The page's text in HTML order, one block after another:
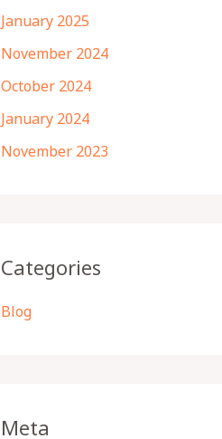
January 2025
November 2024
October 2024
January 2024
November 2023
Categories
Blog
Meta